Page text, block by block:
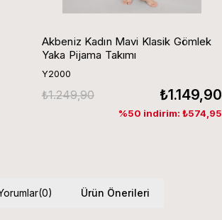
Akbeniz Kadın Mavi Klasik Gömlek
Yaka Pijama Takımı
Y2000
₺1.149,90
₺1.249,90
%50 indirim: ₺574,95
(0) Ürün Önerileri